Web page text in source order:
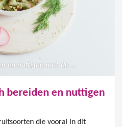
Een seizoenslunch bereiden en nuttigen met de diëtiste
bereiden en nuttigen
die vooral in dit